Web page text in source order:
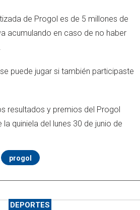
de Progol es de 5 millones de
acumulando en caso de no haber
puede jugar si también participaste
resultados y premios del Progol
quiniela del lunes 30 de junio de
progol
DEPORTES